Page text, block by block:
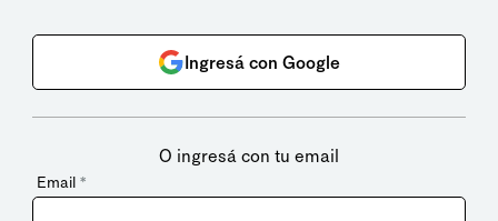
Ingresá con Google
O ingresá con tu email
Email *